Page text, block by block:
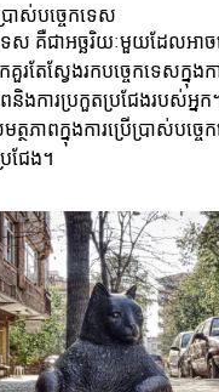
រាស់បច្ចេកទេស
េស គឺជាអច្ឆរិយៈមួយដែលអាចធ្
រតែស្វែងរកបច្ចេកទេសក្នុង
ពនិងការប្រកួតប្រជែងរបស់អ្ន
មត្ថភាពក្នុងការប្រើប្រាស់បច្
ជែង។